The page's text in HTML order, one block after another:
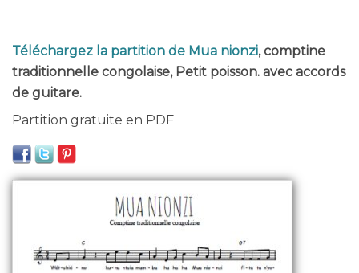
Téléchargez la partition de Mua nionzi, comptine
traditionnelle congolaise, Petit poisson. avec accords
de guitare.
Partition gratuite en PDF